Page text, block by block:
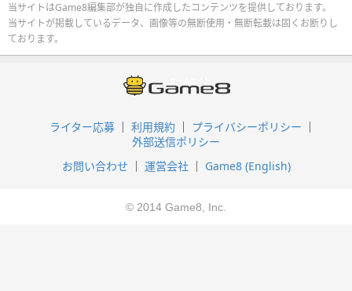
当サイトはGame8編集部が独自に作成したコンテンツを提供しております。
当サイトが掲載しているデータ、画像等の無断使用・無断転載は固くお断りし
ております。
ライター応募 利用規約
プライバシーポリシー
外部送信ポリシー
お問い合わせ
運営会社 Game8 (English)
© 2014 Game8, Inc.